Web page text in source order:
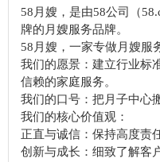
58月嫂，是由58公司（
牌的月嫂服务品牌。
58月嫂，一家专做月嫂服
我们的愿景：建立行业标
信赖的家庭服务。
我们的口号：把月子中心
我们的核心价值观：
正直与诚信：保持高度责
创新与成长：细致了解客